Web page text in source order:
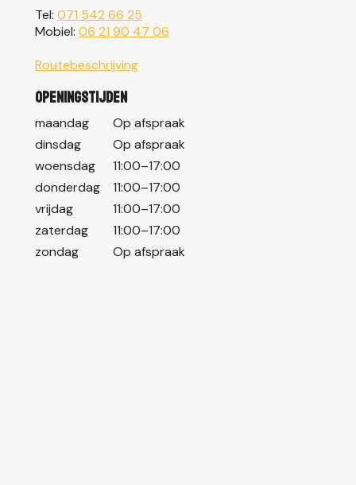
Tel: 071 542 66 25
Mobiel: 06 21 90 47 06
Routebeschrijving
Openingstijden
maandag
Op afspraak
dinsdag
Op afspraak
woensdag
11:00–17:00
donderdag
11:00–17:00
vrijdag
11:00–17:00
zaterdag
11:00–17:00
zondag
Op afspraak